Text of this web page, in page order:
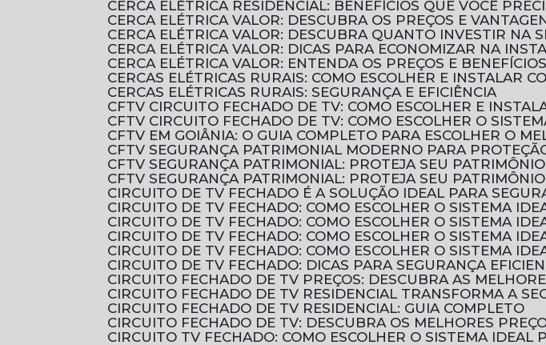
CERCA ELÉTRICA RESIDENCIAL: BENEFÍCIOS QUE VOCÊ
CERCA ELÉTRICA VALOR: DESCUBRA OS PREÇOS E
CERCA ELÉTRICA VALOR: DESCUBRA QUANTO INVESTIR NA
CERCA ELÉTRICA VALOR: DICAS PARA ECONOMIZAR NA
CERCA ELÉTRICA VALOR: ENTENDA OS PREÇOS E BENEFÍCIOS
CERCAS ELÉTRICAS RURAIS: COMO ESCOLHER E INSTALAR
CERCAS ELÉTRICAS RURAIS: SEGURANÇA E EFICIÊNCIA
CFTV CIRCUITO FECHADO DE TV: COMO ESCOLHER E
CFTV CIRCUITO FECHADO DE TV: COMO ESCOLHER O
CFTV EM GOIÂNIA: O GUIA COMPLETO PARA ESCOLHER O
CFTV SEGURANÇA PATRIMONIAL MODERNO PARA
CFTV SEGURANÇA PATRIMONIAL: PROTEJA SEU PATRIMÔNIO
CFTV SEGURANÇA PATRIMONIAL: PROTEJA SEU
CIRCUITO DE TV FECHADO É A SOLUÇÃO IDEAL PARA
CIRCUITO DE TV FECHADO: COMO ESCOLHER O SISTEMA
CIRCUITO DE TV FECHADO: COMO ESCOLHER O SISTEMA
CIRCUITO DE TV FECHADO: COMO ESCOLHER O SISTEMA
CIRCUITO DE TV FECHADO: COMO ESCOLHER O SISTEMA
CIRCUITO DE TV FECHADO: DICAS PARA SEGURANÇA
CIRCUITO FECHADO DE TV PREÇOS: DESCUBRA AS
CIRCUITO FECHADO DE TV RESIDENCIAL TRANSFORMA A
CIRCUITO FECHADO DE TV RESIDENCIAL: GUIA COMPLETO
CIRCUITO FECHADO DE TV: DESCUBRA OS MELHORES
CIRCUITO TV FECHADO: COMO ESCOLHER O SISTEMA IDEAL